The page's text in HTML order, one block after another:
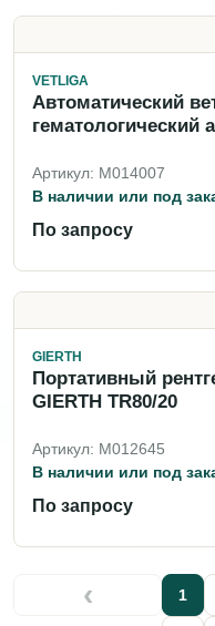
VETLIGA
Автоматический
гематологический
Артикул: M014007
В наличии или под
По запросу
GIERTH
Портативный
GIERTH TR80/20
Артикул: M012645
В наличии или под
По запросу
‹ 1